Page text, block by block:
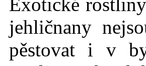
Exotické rostlin
jehličnany
pěstovat i v